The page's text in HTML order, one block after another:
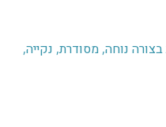
נוחה, מסודרת, נקייה,